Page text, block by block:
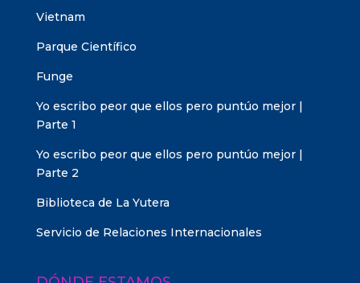
Vietnam
Parque Científico
Funge
Yo escribo peor que ellos pero puntúo mejor |
Parte 1
Yo escribo peor que ellos pero puntúo mejor |
Parte 2
Biblioteca de La Yutera
Servicio de Relaciones Internacionales